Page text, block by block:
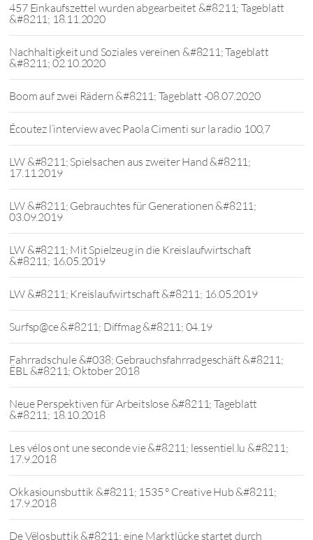
457 Einkaufszettel wurden abgearbeitet &#8211; Tageblatt
&#8211; 18.11.2020
Nachhaltigkeit und Soziales vereinen &#8211; Tageblatt
&#8211; 02.10.2020
Boom auf zwei Rädern &#8211; Tageblatt -08.07.2020
Écoutez l’interview avec Paola Cimenti sur la radio 100,7
LW &#8211; Spielsachen aus zweiter Hand &#8211;
17.11.2019
LW &#8211; Gebrauchtes für Generationen &#8211;
03.09.2019
LW &#8211; Mit Spielzeug in die Kreislaufwirtschaft
&#8211; 16.05.2019
LW &#8211; Kreislaufwirtschaft &#8211; 16.05.2019
Surfsp@ce &#8211; Diffmag &#8211; 04.19
Fahrradschule &#038; Gebrauchsfahrradgeschäft &#8211;
ËBL &#8211; Oktober 2018
Neue Perspektiven für Arbeitslose &#8211; Tageblatt
&#8211; 18.10.2018
Les vélos ont une seconde vie &#8211; lessentiel.lu &#8211;
17.9.2018
Okkasiounsbuttik &#8211; 1535 ° Creative Hub &#8211;
17.9.2018
De Vëlosbuttik &#8211; eine Marktlücke startet durch